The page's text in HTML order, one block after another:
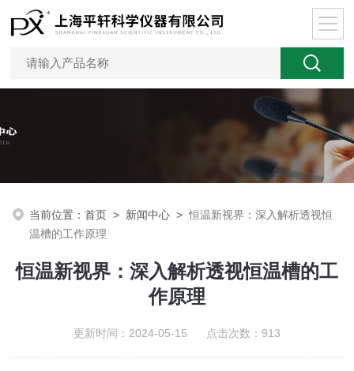
当前位置：首页 > 新闻中心 >恒温新视界：深入解析透视恒
温槽的工作原理
恒温新视界：深入解析透视恒温槽的工
作原理
更新时间：2024-05-15 点击次数：913